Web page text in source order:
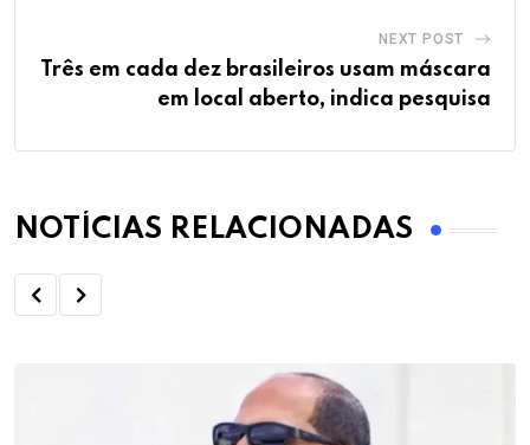
NEXT POST
Três em cada dez brasileiros usam máscara
em local aberto, indica pesquisa
NOTÍCIAS RELACIONADAS